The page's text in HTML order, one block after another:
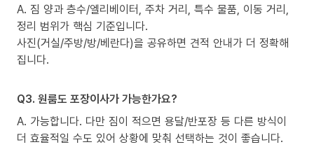
A. 짐 양과 층수/엘리베이터, 주차 거리, 특수 물품, 이동 거리,
정리 범위가 핵심 기준입니다.
사진(거실/주방/방/베란다)을 공유하면 견적 안내가 더 정확해
집니다.
Q3. 원룸도 포장이사가 가능한가요?
A. 가능합니다. 다만 짐이 적으면 용달/반포장 등 다른 방식이
더 효율적일 수도 있어 상황에 맞춰 선택하는 것이 좋습니다.